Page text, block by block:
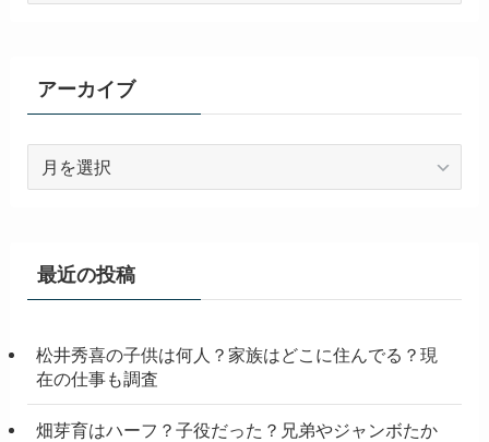
ーアーカイブ
ブ
最近の投稿
松井秀喜の子供は何人？家族はどこに住んでる？現
在の仕事も調査
畑芽育はハーフ？子役だった？兄弟やジャンボたか